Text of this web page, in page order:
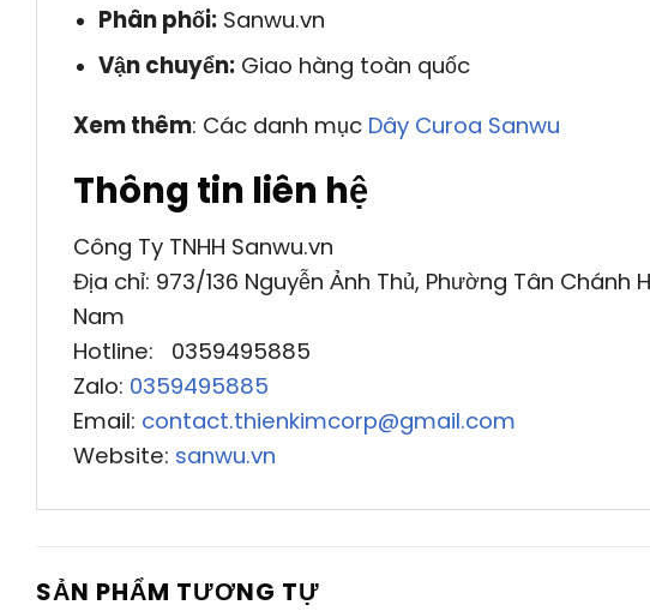
Phân phối:Sanwu.vn
Vận chuyển:Giao hàng toàn quốc
Xem thêm: Các danh mục Dây Curoa Sanwu
Thông tin liên hệ
Công Ty TNHH Sanwu.vn
Địa chỉ: 973/136 Nguyễn Ảnh Thủ, Phường Tân Chánh
Nam
Hotline: 0359495885
Zalo: 0359495885
Email: contact.thienkimcorp@gmail.com
Website: sanwu.vn
SẢN PHẨM TƯƠNG TỰ